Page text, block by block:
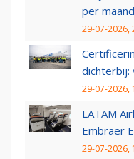
per maand
29-07-2026,
dichterbij:
29-07-2026,
LATAM
Embraer
29-07-2026,